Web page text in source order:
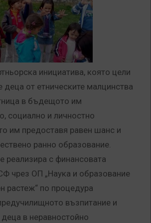
инициатива, която цели
от етническите малцинства
в бъдещото им
социално и личностно
им предоставя равен шанс и
ранно образование.
реализира с финансовата
чрез ОП „Наука и образование
растеж“ по процедура
възпитание и
в неравностойно